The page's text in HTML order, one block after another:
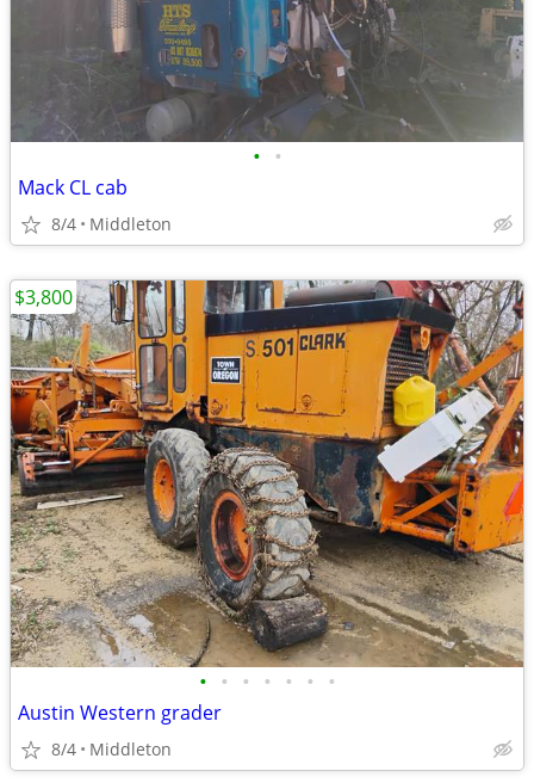
• •
Mack CL cab
8/4 Middleton
• • • • • • •
Austin Western grader
8/4 Middleton
$3,800